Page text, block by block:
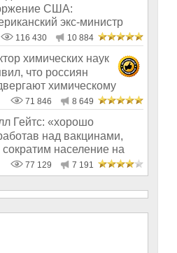
США:
экс-министр
открытое пись
116 430 10 884
химических наук
что россиян
химическому
71 846 8 649
Гейтс: «хорошо
над вакцинами,
население на
15%»77 129 7 191